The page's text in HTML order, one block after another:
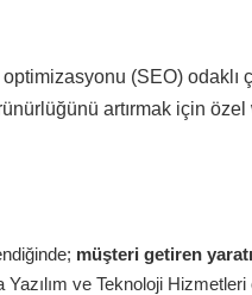
(SEO) odaklı
artırmak için özel
müşteri getiren
ve Teknoloji Hizmetleri